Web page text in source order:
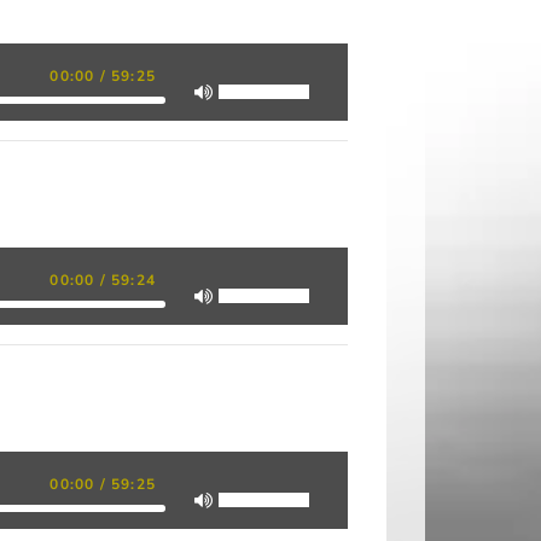
00:00 / 59:25
00:00 / 59:24
00:00 / 59:25